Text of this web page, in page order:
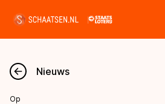
Nieuws
Nieuws
Op